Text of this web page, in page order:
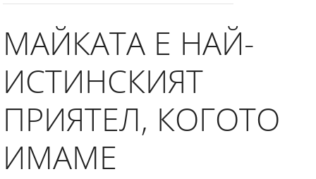
МАЙКАТА Е НАЙ-
ИСТИНСКИЯТ
ПРИЯТЕЛ, КОГОТО
ИМАМЕ